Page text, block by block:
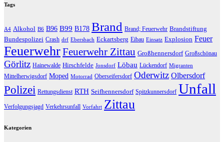
Tags
A4 Alkohol B6 B96 B99 B178 Brand Brand; Feuerwehr Brandstiftung
Bundespolizei Crash drf Ebersbach Eckartsberg Eibau Einsatz Explosion Feuer
FeuerwehrFeuerwehr Zittau Großhennersdorf Großschönau
Görlitz Hainewalde Hirschfelde Jonsdorf Löbau Lückendorf Migranten
Mittelherwigsdorf Moped Motorrad Oberseifersdorf Oderwitz Olbersdorf
Polizei Rettungsdienst RTH Seifhennersdorf Spitzkunnersdorf Unfall
Verfolgungsjagd Verkehrsunfall Vorfahrt Zittau
Kategorien